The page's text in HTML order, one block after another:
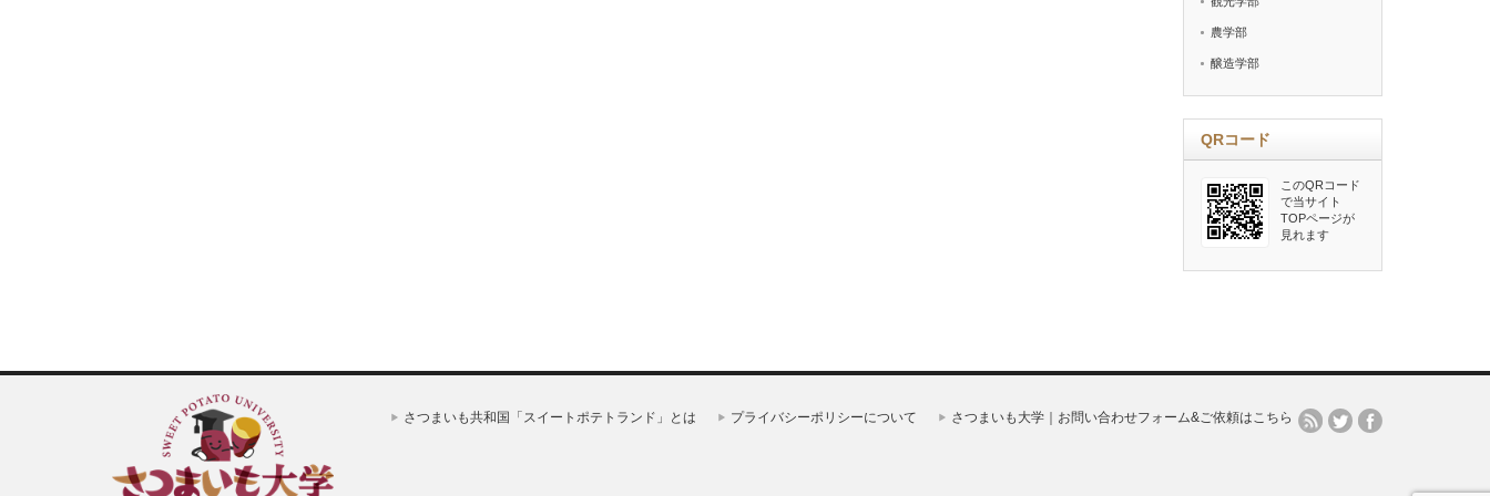
農学部
醸造学部
QRコード
このQRコード
で当サイト
TOPページが
見れます
さつまいも共和国「スイートポテトランド」とは プライバシーポリシーについて さつまいも大学｜お問い合わせフォーム&ご依頼はこちら